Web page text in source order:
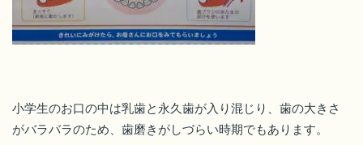
小学生のお口の中は乳歯と永久歯が入り混じり、歯の大きさ
がバラバラのため、歯磨きがしづらい時期でもあります。